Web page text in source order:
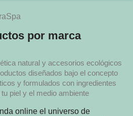
por marca
natural y accesorios ecológicos
diseñados bajo el concepto
y formulados con ingredientes
piel y el medio ambiente
online el universo de